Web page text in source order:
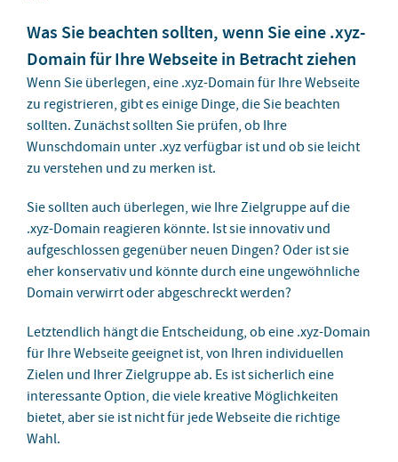
Was Sie beachten sollten, wenn Sie eine .xyz-
Domain für Ihre Webseite in Betracht ziehen
Wenn Sie überlegen, eine .xyz-Domain für Ihre Webseite
zu registrieren, gibt es einige Dinge, die Sie beachten
sollten. Zunächst sollten Sie prüfen, ob Ihre
Wunschdomain unter .xyz verfügbar ist und ob sie leicht
zu verstehen und zu merken ist.
Sie sollten auch überlegen, wie Ihre Zielgruppe auf die
.xyz-Domain reagieren könnte. Ist sie innovativ und
aufgeschlossen gegenüber neuen Dingen? Oder ist sie
eher konservativ und könnte durch eine ungewöhnliche
Domain verwirrt oder abgeschreckt werden?
Letztendlich hängt die Entscheidung, ob eine .xyz-Domain
für Ihre Webseite geeignet ist, von Ihren individuellen
Zielen und Ihrer Zielgruppe ab. Es ist sicherlich eine
interessante Option, die viele kreative Möglichkeiten
bietet, aber sie ist nicht für jede Webseite die richtige
Wahl.